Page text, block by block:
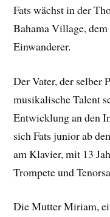
Fats wächst in der
Bahama Village,
Einwanderer.
Der Vater, der selber
musikalische Talent
Entwicklung an den
sich Fats junior ab
am Klavier, mit 13
Trompete und
Die Mutter Miriam,